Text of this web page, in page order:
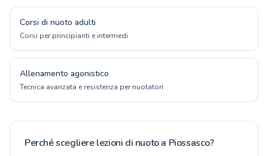
Corsi di nuoto adulti
Corsi per principianti e intermedi
Allenamento agonistico
Tecnica avanzata e resistenza per nuotatori
Perché scegliere lezioni di nuoto a Piossasco?